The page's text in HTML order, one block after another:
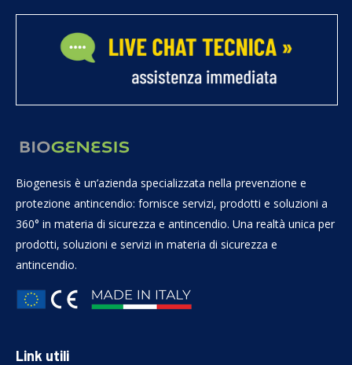
Biogenesis è un’azienda specializzata nella prevenzione e
protezione antincendio: fornisce servizi, prodotti e soluzioni a
360° in materia di sicurezza e antincendio. Una realtà unica per
prodotti, soluzioni e servizi in materia di sicurezza e
antincendio.
Link utili